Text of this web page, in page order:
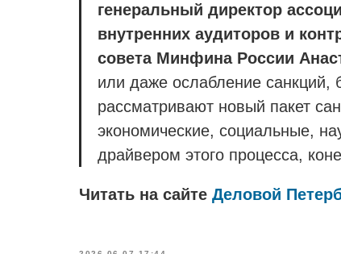
генеральный директор
внутренних аудиторов и
совета Минфина России
или даже ослабление санкций,
рассматривают новый пакет
экономические, социальные,
драйвером этого процесса,
Читать на сайте Деловой